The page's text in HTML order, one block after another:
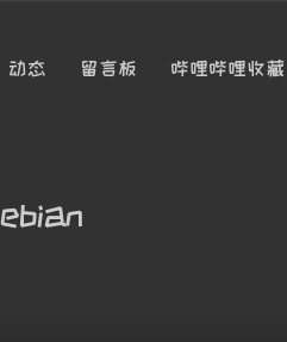
动态 留言板 哔哩哔哩收藏